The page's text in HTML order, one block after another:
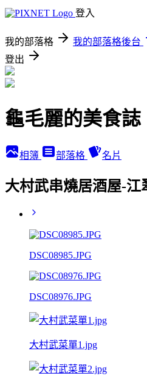
登入
我的部落格 我的部落格後台
登出
龜毛麗的美食誌
相簿 部落格 名片
大村武串燒居酒屋-江
DSC08985.JPG
DSC08976.JPG
大村武菜單1.jpg